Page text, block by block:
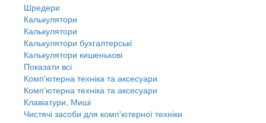
Шредери
Калькулятори
Калькулятори
Калькулятори бухгалтерські
Калькулятори кишенькові
Показати всі
Комп'ютерна техніка та аксесуари
Комп'ютерна техніка та аксесуари
Клавіатури, Миші
Чистячі засоби для комп'ютерної техніки